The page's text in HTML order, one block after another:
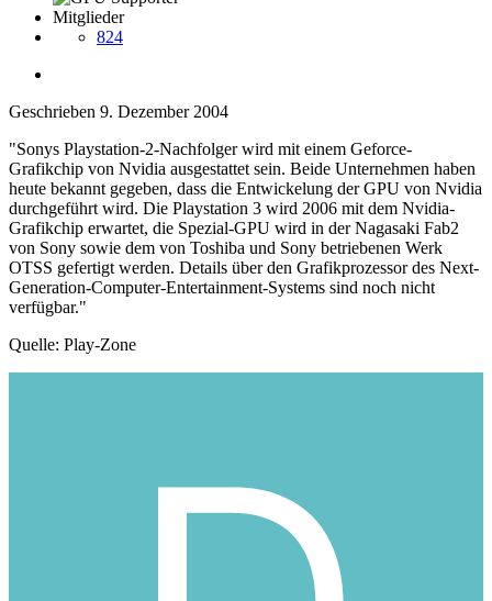
Mitglieder
824
Geschrieben 9. Dezember 2004
"Sonys Playstation-2-Nachfolger wird mit einem Geforce-
Grafikchip von Nvidia ausgestattet sein. Beide Unternehmen haben
heute bekannt gegeben, dass die Entwickelung der GPU von Nvidia
durchgeführt wird. Die Playstation 3 wird 2006 mit dem Nvidia-
Grafikchip erwartet, die Spezial-GPU wird in der Nagasaki Fab2
von Sony sowie dem von Toshiba und Sony betriebenen Werk
OTSS gefertigt werden. Details über den Grafikprozessor des Next-
Generation-Computer-Entertainment-Systems sind noch nicht
verfügbar."
Quelle: Play-Zone